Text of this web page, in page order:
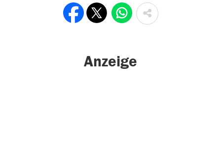
Anzeige